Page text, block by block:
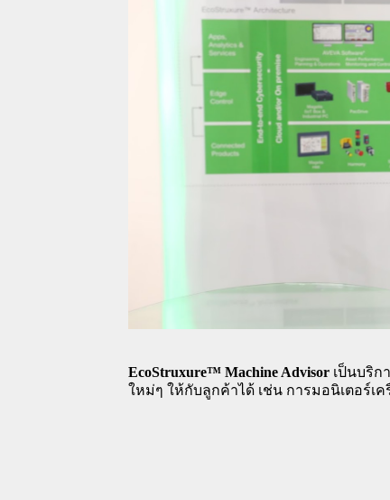
EcoStruxure™ Machine Advisor เป็นบริก
ใหม่ๆ ให้กับลูกค้าได้ เช่น การมอนิเตอร์เ